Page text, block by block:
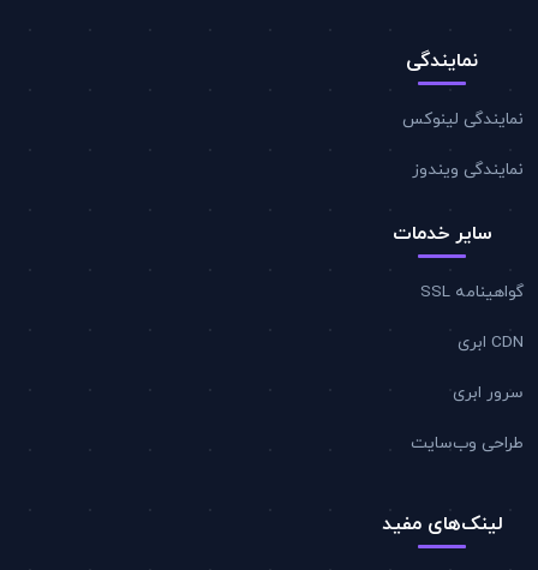
نمایندگی
نمایندگی لینوکس
نمایندگی ویندوز
سایر خدمات
گواهینامه SSL
CDN ابری
سرور ابری
طراحی وب‌سایت
لینک‌های مفید